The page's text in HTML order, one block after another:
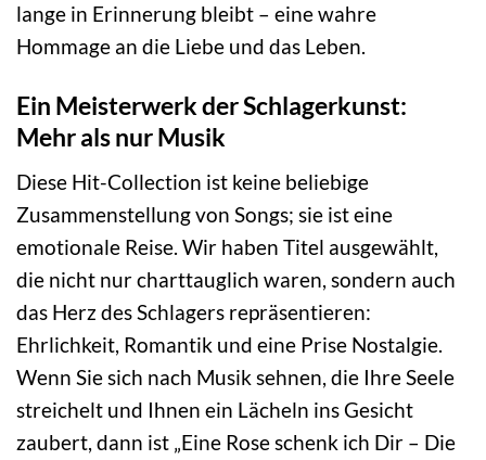
lange in Erinnerung bleibt – eine wahre
Hommage an die Liebe und das Leben.
Ein Meisterwerk der Schlagerkunst:
Mehr als nur Musik
Diese Hit-Collection ist keine beliebige
Zusammenstellung von Songs; sie ist eine
emotionale Reise. Wir haben Titel ausgewählt,
die nicht nur charttauglich waren, sondern auch
das Herz des Schlagers repräsentieren:
Ehrlichkeit, Romantik und eine Prise Nostalgie.
Wenn Sie sich nach Musik sehnen, die Ihre Seele
streichelt und Ihnen ein Lächeln ins Gesicht
zaubert, dann ist „Eine Rose schenk ich Dir – Die